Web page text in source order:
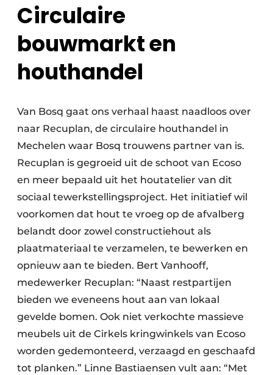
Circulaire
bouwmarkt en
houthandel
Van Bosq gaat ons verhaal haast naadloos over
naar Recuplan, de circulaire houthandel in
Mechelen waar Bosq trouwens partner van is.
Recuplan is gegroeid uit de schoot van Ecoso
en meer bepaald uit het houtatelier van dit
sociaal tewerkstellingsproject. Het initiatief wil
voorkomen dat hout te vroeg op de afvalberg
belandt door zowel constructiehout als
plaatmateriaal te verzamelen, te bewerken en
opnieuw aan te bieden. Bert Vanhooff,
medewerker Recuplan: “Naast restpartijen
bieden we eveneens hout aan van lokaal
gevelde bomen. Ook niet verkochte massieve
meubels uit de Cirkels kringwinkels van Ecoso
worden gedemonteerd, verzaagd en geschaafd
tot planken.” Linne Bastiaensen vult aan: “Met